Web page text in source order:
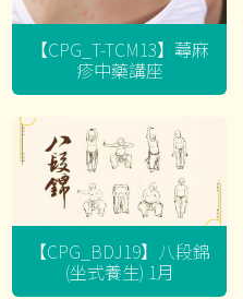
【CPG_T-TCM13】蕁麻
疹中藥講座
【CPG_BDJ19】八段錦
(坐式養生) 1月